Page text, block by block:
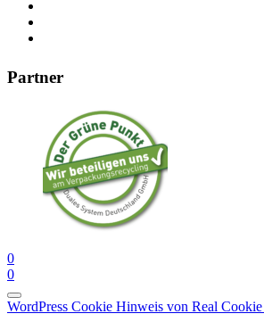
Partner
0
0
WordPress Cookie Hinweis von Real